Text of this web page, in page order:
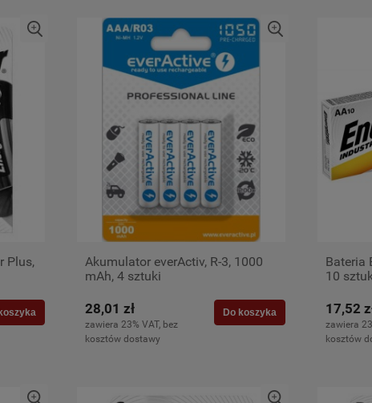
Plus,
Akumulator everActiv, R-3, 1000
mAh, 4 sztuki
28,01 zł
zawiera 23% VAT, bez
kosztów dostawy
Do koszyka
Bateria
10
17,52
zawiera
kosztów